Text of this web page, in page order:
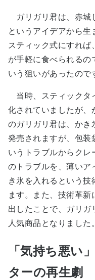
ガリガリ君は、赤城
というアイデアから生
スティック式にすれば
が手軽に食べられるの
いう狙いがあったので
当時、スティックタ
化されていましたが、
のガリガリ君は、かき
発売されますが、包装
いうトラブルからクレ
のトラブルを、薄いア
き氷を入れるという技
ます。また、技術革新
出したことで、ガリガ
人気商品となりました。
「気持ち悪い
ターの再生劇